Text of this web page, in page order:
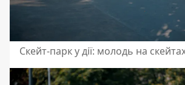
Скейт-парк у дії: молодь на